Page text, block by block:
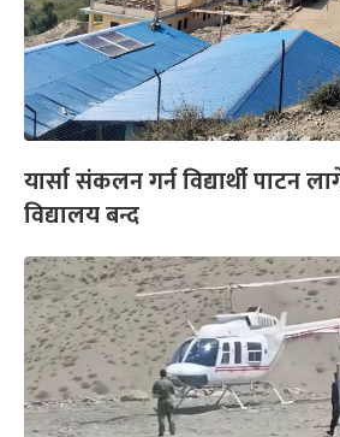
यार्सा संकलन गर्न विद्यार्थी पाटन
विद्यालय बन्द